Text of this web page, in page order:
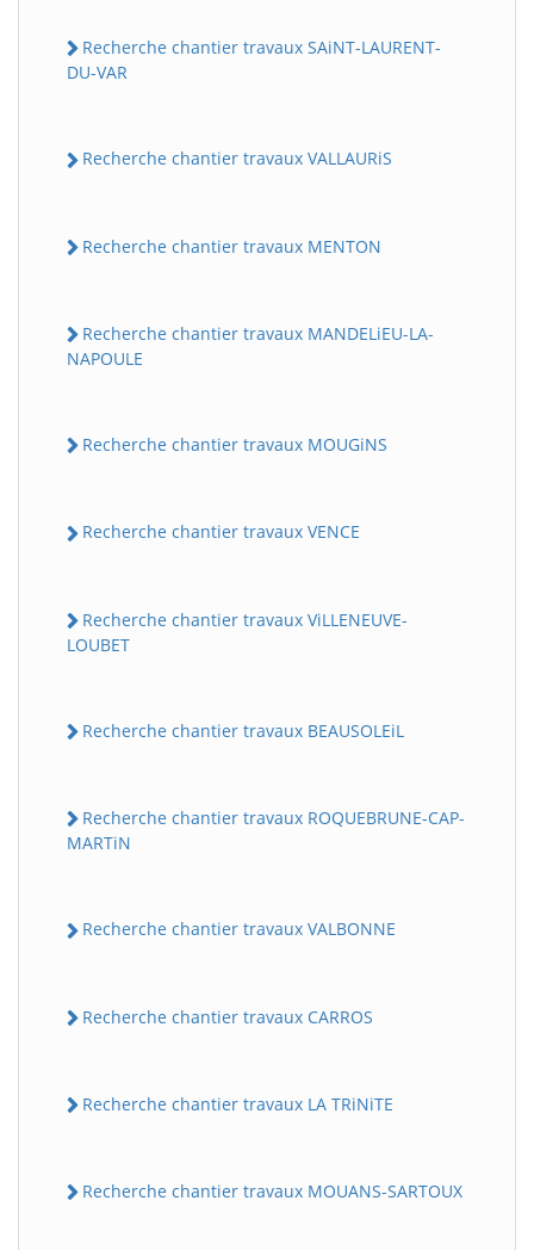
Recherche chantier travaux SAiNT-LAURENT-
DU-VAR
Recherche chantier travaux VALLAURiS
Recherche chantier travaux MENTON
Recherche chantier travaux MANDELiEU-LA-
NAPOULE
Recherche chantier travaux MOUGiNS
Recherche chantier travaux VENCE
Recherche chantier travaux ViLLENEUVE-
LOUBET
Recherche chantier travaux BEAUSOLEiL
Recherche chantier travaux ROQUEBRUNE-CAP-
MARTiN
Recherche chantier travaux VALBONNE
Recherche chantier travaux CARROS
Recherche chantier travaux LA TRiNiTE
Recherche chantier travaux MOUANS-SARTOUX